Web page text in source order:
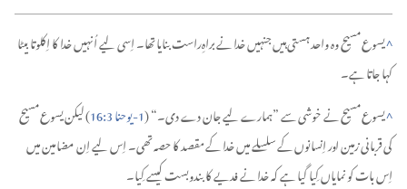
^یسوع مسیح وہ واحد ہستی ہیں جنہیں خدا نے براہِ‌راست بنایا تھا۔‏ اِسی لیے اُنہیں خدا کا اِکلوتا بیٹا
کہا جاتا ہے۔‏
^یسوع مسیح نے خوشی سے ”‏ہمارے لیے جان دے دی۔‏“‏ (‏1-‏یوحنا 3:‏16
‏)‏ لیکن یسوع مسیح
کی قربانی زمین اور اِنسانوں کے سلسلے میں خدا کے مقصد کا حصہ تھی۔‏ اِس لیے اِن مضامین میں
اِس بات کو نمایاں کِیا گیا ہے کہ خدا نے فدیے کا بندوبست کیسے کِیا۔‏